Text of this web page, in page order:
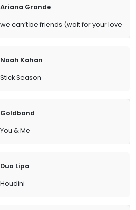
Ariana Grande
we can’t be friends (wait for your love)
Noah Kahan
Stick Season
Goldband
You & Me
Dua Lipa
Houdini